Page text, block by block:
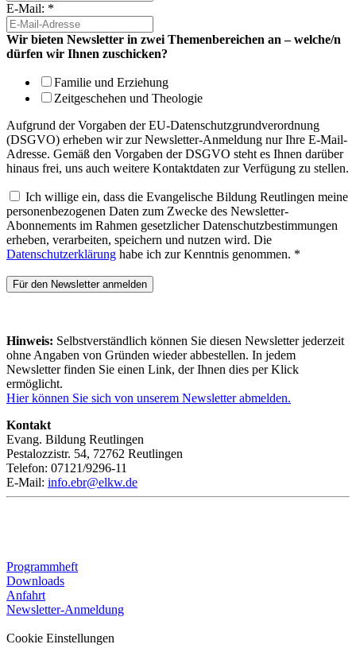
E-Mail: *
Wir bieten Newsletter in zwei Themenbereichen an – welche/n
dürfen wir Ihnen zuschicken?
Familie und Erziehung
Zeitgeschehen und Theologie
Aufgrund der Vorgaben der EU-Datenschutzgrundverordnung
(DSGVO) erheben wir zur Newsletter-Anmeldung nur Ihre E-Mail-
Adresse. Gemäß den Vorgaben der DSGVO steht es Ihnen darüber
hinaus frei, uns auch weitere Kontaktdaten zur Verfügung zu stellen.
Ich willige ein, dass die Evangelische Bildung Reutlingen meine
personenbezogenen Daten zum Zwecke des Newsletter-
Abonnements im Rahmen gesetzlicher Datenschutzbestimmungen
erheben, verarbeiten, speichern und nutzen wird. Die
Datenschutzerklärung habe ich zur Kenntnis genommen. *
Für den Newsletter anmelden
Hinweis: Selbstverständlich können Sie diesen Newsletter jederzeit
ohne Angaben von Gründen wieder abbestellen. In jedem
Newsletter finden Sie einen Link, der Ihnen dies per Klick
ermöglicht.
Hier können Sie sich von unserem Newsletter abmelden.
Kontakt
Evang. Bildung Reutlingen
Pestalozzistr. 54, 72762 Reutlingen
Telefon: 07121/9296-11
E-Mail: info.ebr@elkw.de
Programmheft
Downloads
Anfahrt
Newsletter-Anmeldung
Cookie Einstellungen